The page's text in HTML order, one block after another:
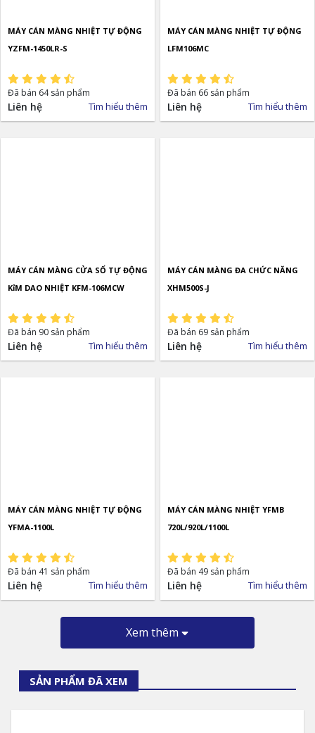
MÁY CÁN MÀNG NHIỆT TỰ ĐỘNG
YZFM-1450LR-S
Đã bán 64 sản phẩm
Liên hệ Tìm hiểu thêm
MÁY CÁN MÀNG NHIỆT TỰ ĐỘNG
LFM106MC
Đã bán 66 sản phẩm
Liên hệ Tìm hiểu thêm
MÁY CÁN MÀNG CỬA SỔ TỰ ĐỘNG
KỉM DAO NHIỆT KFM-106MCW
Đã bán 90 sản phẩm
Liên hệ Tìm hiểu thêm
MÁY CÁN MÀNG ĐA CHỨC NĂNG
XHM500S-J
Đã bán 69 sản phẩm
Liên hệ Tìm hiểu thêm
MÁY CÁN MÀNG NHIỆT TỰ ĐỘNG
YFMA-1100L
Đã bán 41 sản phẩm
Liên hệ Tìm hiểu thêm
MÁY CÁN MÀNG NHIỆT YFMB
720L/920L/1100L
Đã bán 49 sản phẩm
Liên hệ Tìm hiểu thêm
Xem thêm
SẢN PHẨM ĐÃ XEM